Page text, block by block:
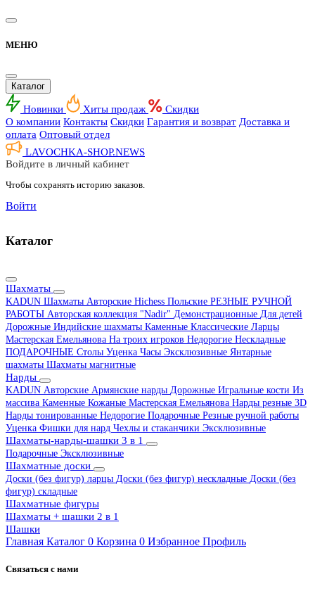
МЕНЮ
Каталог
Новинки Хиты продаж
Скидки
О компании Контакты Скидки Гарантия и возврат Доставка и
оплата Оптовый отдел
LAVOCHKA-SHOP.NEWS
Войдите в личный кабинет
Чтобы сохранять историю заказов.
Войти
Каталог
Шахматы
KADUN Шахматы Авторские Hichess Польские РЕЗНЫЕ РУЧНОЙ
РАБОТЫ Авторская коллекция "Nadir" Демонстрационные Для детей
Дорожные Индийские шахматы Каменные Классические Ларцы
Мастерская Емельянова На троих игроков Недорогие Нескладные
ПОДАРОЧНЫЕ Столы Уценка Часы Эксклюзивные Янтарные
шахматы Шахматы магнитные
Нарды
KADUN Авторские Армянские нарды Дорожные Игральные кости Из
массива Каменные Кожаные Мастерская Емельянова Нарды резные 3D
Нарды тонированные Недорогие Подарочные Резные ручной работы
Уценка Фишки для нард Чехлы и стаканчики Эксклюзивные
Шахматы-нарды-шашки 3 в 1
Подарочные Эксклюзивные
Шахматные доски
Доски (без фигур) ларцы Доски (без фигур) нескладные Доски (без
фигур) складные
Шахматные фигуры
Шахматы + шашки 2 в 1
Шашки
Главная Каталог 0 Корзина 0 Избранное Профиль
Связаться с нами